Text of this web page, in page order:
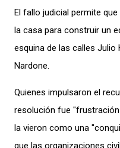
El fallo judicial permite
la casa para construir un
esquina de las calles Julio
Nardone.
Quienes impulsaron el
resolución fue
la vieron como una
que las organizaciones